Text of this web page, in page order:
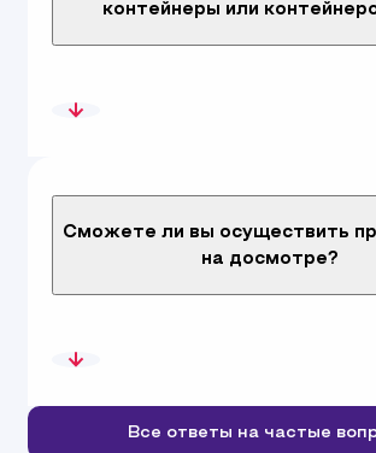
контейнеры или
Сможете ли вы осуществить
на досмотре?
Все ответы на частые